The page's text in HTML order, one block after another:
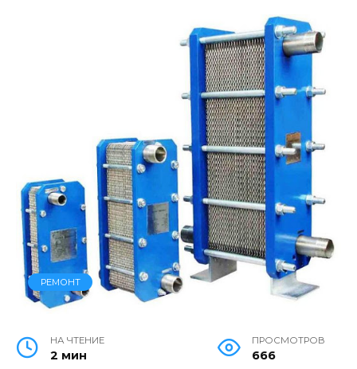
РЕМОНТ
НА ЧТЕНИЕ
2 мин
ПРОСМОТРОВ
666